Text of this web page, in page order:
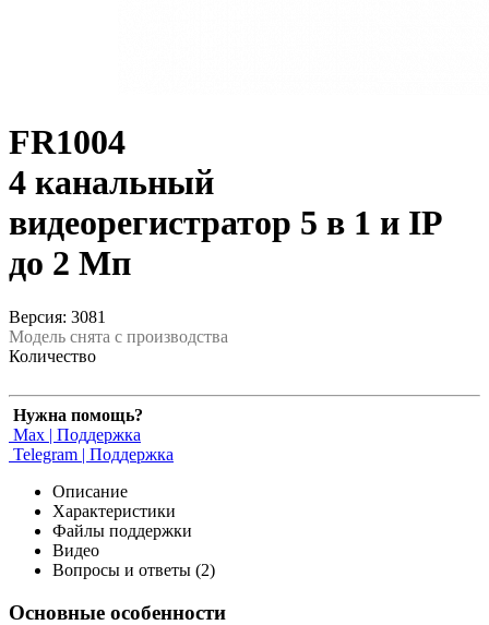
FR1004
4 канальный
видеорегистратор 5 в 1 и IP
до 2 Мп
Версия: 3081
Модель снята с производства
Количество
Нужна помощь?
Max | Поддержка
Telegram | Поддержка
Описание
Характеристики
Файлы поддержки
Видео
Вопросы и ответы (2)
Основные особенности